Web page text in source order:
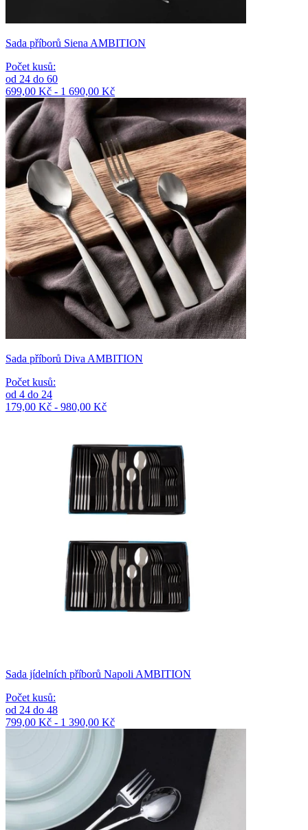
Sada příborů Siena AMBITION
Počet kusů:
od 24 do 60
699,00 Kč - 1 690,00 Kč
Sada příborů Diva AMBITION
Počet kusů:
od 4 do 24
179,00 Kč - 980,00 Kč
Sada jídelních příborů Napoli AMBITION
Počet kusů:
od 24 do 48
799,00 Kč - 1 390,00 Kč